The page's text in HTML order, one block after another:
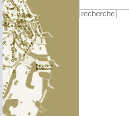
recherche